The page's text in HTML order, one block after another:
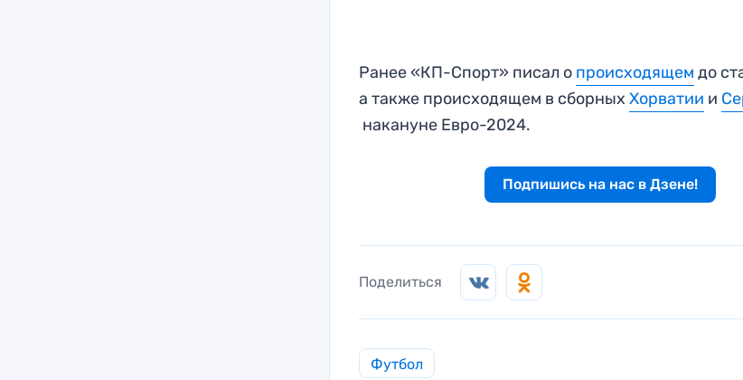
Ранее «КП-Спорт» писал о происходящем до
а также происходящем в сборныхХорватии и
накануне Евро-2024.
Подпишись на нас в Дзене!
Поделиться
Футбол